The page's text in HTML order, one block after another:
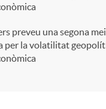
preveu una segona
per la volatilitat